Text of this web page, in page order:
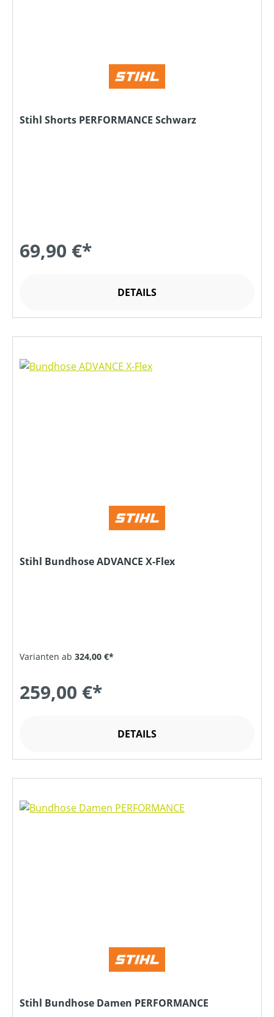
Stihl Shorts PERFORMANCE Schwarz
69,90 €*
DETAILS
Stihl Bundhose ADVANCE X-Flex
Varianten ab 324,00 €*
259,00 €*
DETAILS
Stihl Bundhose Damen PERFORMANCE